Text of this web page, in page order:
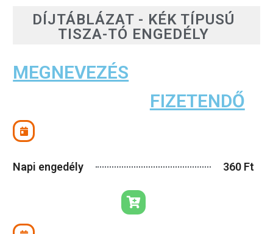
DÍJTÁBLÁZAT - KÉK TÍPUSÚ
TISZA-TÓ ENGEDÉLY
MEGNEVEZÉS
FIZETENDŐ
Napi engedély 360 Ft